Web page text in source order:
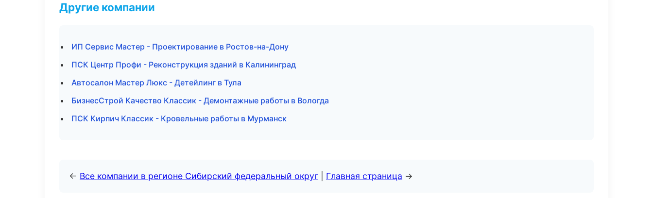
Другие компании
ИП Сервис Мастер - Проектирование в Ростов-на-Дону
ПСК Центр Профи - Реконструкция зданий в Калининград
Автосалон Мастер Люкс - Детейлинг в Тула
БизнесСтрой Качество Классик - Демонтажные работы в Вологда
ПСК Кирпич Классик - Кровельные работы в Мурманск
← Все компании в регионе Сибирский федеральный округ Главная страница →